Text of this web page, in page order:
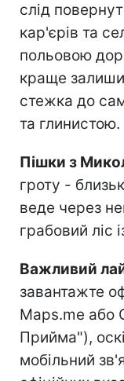
слід
кар'єрів та
польовою
краще
стежка до
та глинистою.
Пішки з
гроту -
веде через
грабовий ліс
Важливий
завантажте
Maps.me або
Прийма"),
мобільний